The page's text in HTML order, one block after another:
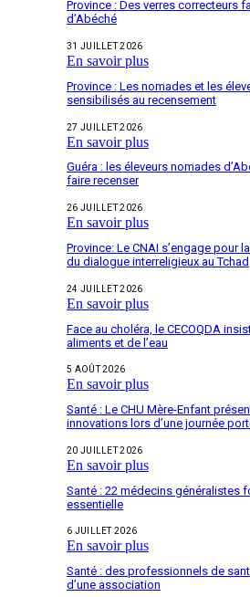
Province : Des verres correcteurs
d’Abéché
31 JUILLET 2026
En savoir plus
Province : Les nomades et les
sensibilisés au recensement
27 JUILLET 2026
En savoir plus
Guéra : les éleveurs nomades
faire recenser
26 JUILLET 2026
En savoir plus
Province: Le CNAI s’engage pour
du dialogue interreligieux au Tchad
24 JUILLET 2026
En savoir plus
Face au choléra, le CECOQDA
aliments et de l’eau
5 AOÛT 2026
En savoir plus
Santé : Le CHU Mère-Enfant
innovations lors d’une journée
20 JUILLET 2026
En savoir plus
Santé : 22 médecins généralistes
essentielle
6 JUILLET 2026
En savoir plus
Santé : des professionnels de
d’une association